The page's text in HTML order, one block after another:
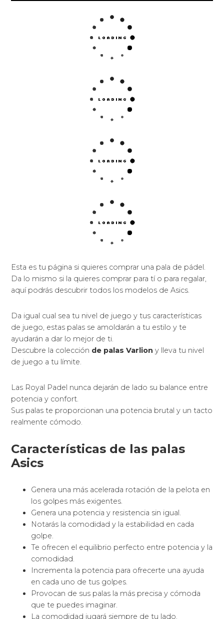
Esta es tu página si quieres comprar una pala de pádel.
Da lo mismo si la quieres comprar para tí o para regalar,
aquí podrás descubrir todos los modelos de Asics.
Da igual cual sea tu nivel de juego y tus características
de juego, estas palas se amoldarán a tu estilo y te
ayudarán a dar lo mejor de ti.
Descubre la colección de palas Varlion y lleva tu nivel
de juego a tu límite.
Las Royal Padel nunca dejarán de lado su balance entre
potencia y confort.
Sus palas te proporcionan una potencia brutal y un tacto
realmente cómodo.
Características de las palas
Asics
Genera una más acelerada rotación de la pelota en
los golpes más exigentes.
Genera una potencia y resistencia sin igual.
Notarás la comodidad y la estabilidad en cada
golpe.
Te ofrecen el equilibrio perfecto entre potencia y la
comodidad.
Incrementa la potencia para ofrecerte una ayuda
en cada uno de tus golpes.
Provocan de sus palas la más precisa y cómoda
que te puedes imaginar.
La comodidad jugará siempre de tu lado.